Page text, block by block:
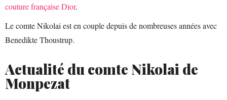
couture française Dior.
Le comte Nikolai est en couple depuis de nombreuses années avec
Benedikte Thoustrup.
Actualité du comte Nikolai de
Monpezat